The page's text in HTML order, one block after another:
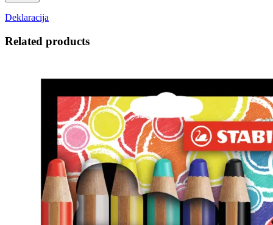
Deklaracija
Related products